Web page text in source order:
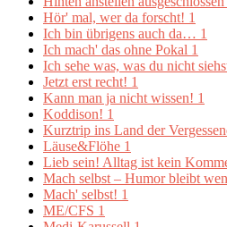
Hör' mal, wer da forscht! 1
Ich bin übrigens auch da… 1
Ich mach' das ohne Pokal 1
Ich sehe was, was du nicht
Jetzt erst recht! 1
Kann man ja nicht wissen! 1
Koddison! 1
Kurztrip ins Land der
Läuse&Flöhe 1
Lieb sein! Alltag ist kein
Mach selbst – Humor bleibt
Mach' selbst! 1
ME/CFS 1